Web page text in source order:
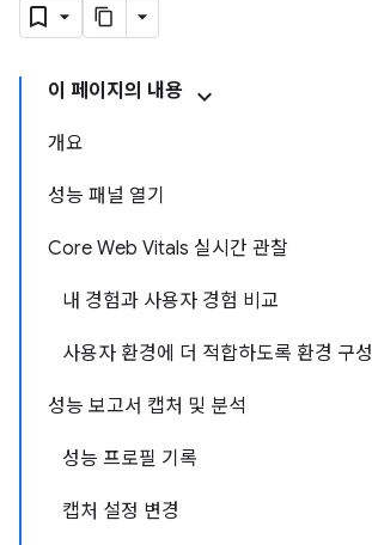
이 페이지의 내용
개요
성능 패널 열기
Core Web Vitals 실시간 관찰
내 경험과 사용자 경험 비교
사용자 환경에 더 적합하도록 환경 구성
성능 보고서 캡처 및 분석
성능 프로필 기록
캡처 설정 변경